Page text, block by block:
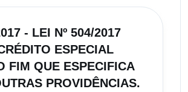
- LEI Nº 504/2017
ESPECIAL
FIM QUE ESPECIFICA
PROVIDÊNCIAS.